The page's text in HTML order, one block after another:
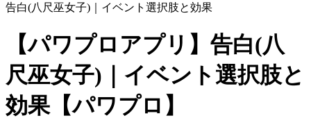
告白(八尺巫女子)｜イベント選択肢と効果
【パワプロアプリ】告白(八
尺巫女子)｜イベント選択肢と
効果【パワプロ】